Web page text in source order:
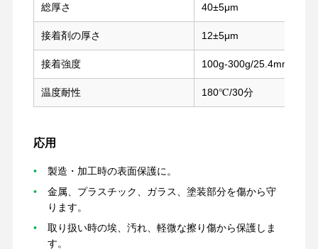
ホーム
総厚さ 40±5μm
接着剤の厚さ 12±5μm
接着強度 100g-300g/25.4mm(180°)
温度耐性 180℃/30分
応用
製造・加工時の表面保護に。
金属、プラスチック、ガラス、塗装部分を傷から守
ります。
取り扱い時の埃、汚れ、軽微な擦り傷から保護しま
す。